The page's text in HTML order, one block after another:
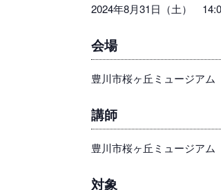
2024年8月31日（土）
会場
豊川市桜ヶ丘ミュージア
講師
豊川市桜ヶ丘ミュージア
対象